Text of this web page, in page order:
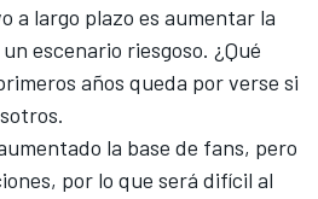
a largo plazo es aumentar la
escenario riesgoso. ¿Qué
años queda por verse si
la base de fans, pero
por lo que será difícil al